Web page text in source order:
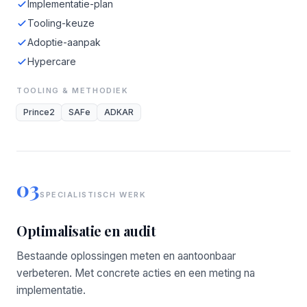
Implementatie-plan
Tooling-keuze
Adoptie-aanpak
Hypercare
TOOLING & METHODIEK
Prince2 SAFe ADKAR
03SPECIALISTISCH WERK
Optimalisatie en audit
Bestaande oplossingen meten en aantoonbaar
verbeteren. Met concrete acties en een meting na
implementatie.